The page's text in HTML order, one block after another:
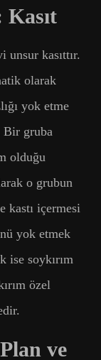
unsur kasıttır.
olarak
yok etme
Bir gruba
olduğu
o grubun
kastı içermesi
yok etmek
ise soykırım
özel
ve